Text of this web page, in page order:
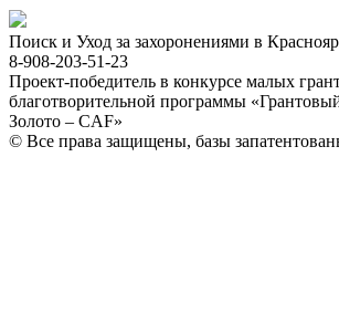
Поиск и Уход за захоронениями в
8-908-203-51-23
Проект-победитель в конкурсе малых
благотворительной программы
Золото – CAF»
© Все права защищены, базы